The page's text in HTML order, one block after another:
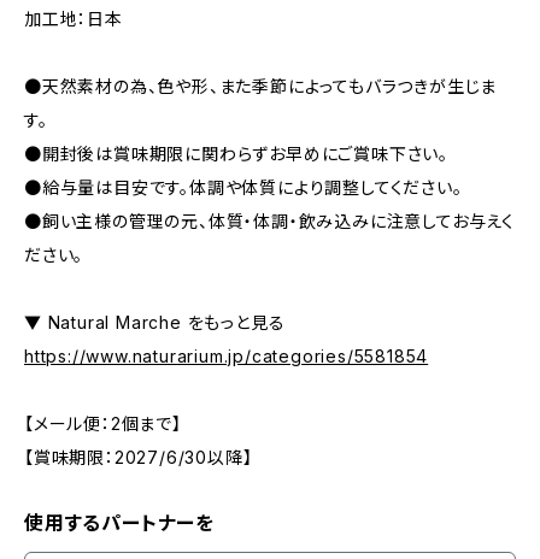
加工地：日本
●天然素材の為、色や形、また季節によってもバラつきが生じま
す。
●開封後は賞味期限に関わらずお早めにご賞味下さい。
●給与量は目安です。体調や体質により調整してください。
●飼い主様の管理の元、体質・体調・飲み込みに注意してお与えく
ださい。
▼ Natural Marche をもっと見る
https://www.naturarium.jp/categories/5581854
【メール便：2個まで】
【賞味期限：2027/6/30以降】
使用するパートナーを